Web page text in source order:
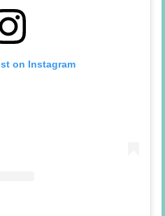
on Instagram